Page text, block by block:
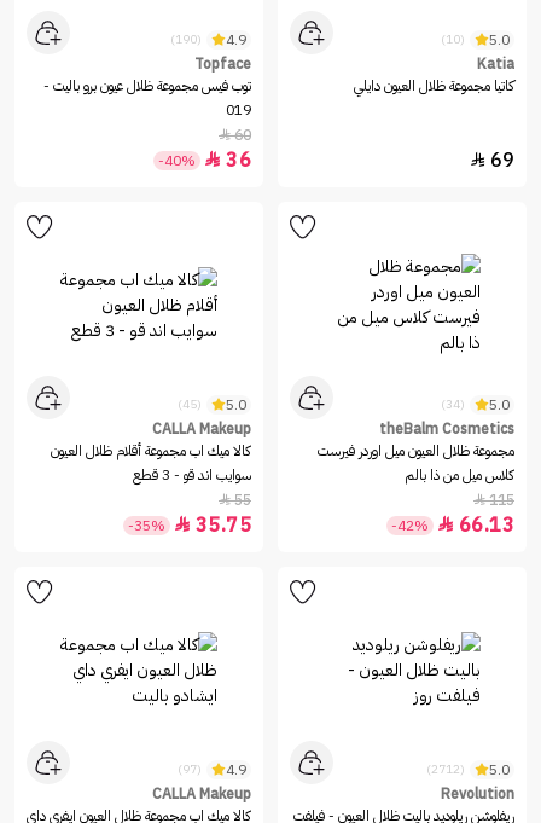
5.0
(10)
Katia
كاتيا مجموعة ظلال العيون دايلي
69

4.9
(190)
Topface
توب فيس مجموعة ظلال عيون برو باليت -
019
60

36

-40%
5.0
(34)
theBalm Cosmetics
مجموعة ظلال العيون ميل اوردر فيرست
كلاس ميل من ذا بالم
115

66.13

-42%
5.0
(45)
CALLA Makeup
كالا ميك اب مجموعة أقلام ظلال العيون
سوايب اند قو - 3 قطع
55

35.75

-35%
5.0
(2712)
Revolution
ريفلوشن ريلوديد باليت ظلال العيون - فيلفت
4.9
(97)
CALLA Makeup
كالا ميك اب مجموعة ظلال العيون ايفري داي